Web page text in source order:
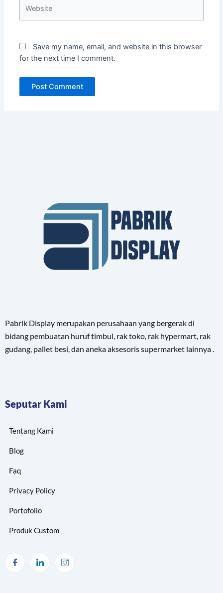
Save my name, email, and website in this browser
for the next time I comment.
Pabrik Display merupakan perusahaan yang bergerak di
bidang pembuatan huruf timbul, rak toko, rak hypermart, rak
gudang, pallet besi, dan aneka aksesoris supermarket lainnya .
Seputar Kami
Tentang Kami
Blog
Faq
Privacy Policy
Portofolio
Produk Custom